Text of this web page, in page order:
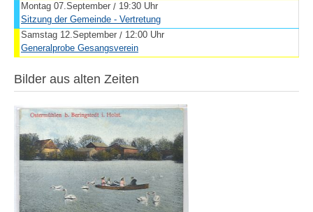
Montag 07.September / 19:30 Uhr
Sitzung der Gemeinde - Vertretung
Samstag 12.September / 12:00 Uhr
Generalprobe Gesangsverein
Bilder aus alten Zeiten